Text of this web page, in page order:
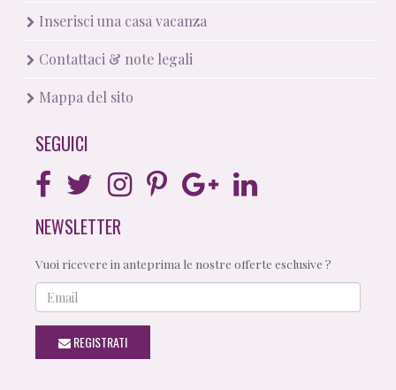
Inserisci una casa vacanza
Contattaci & note legali
Mappa del sito
SEGUICI
NEWSLETTER
Vuoi ricevere in anteprima le nostre offerte esclusive ?
Email
REGISTRATI